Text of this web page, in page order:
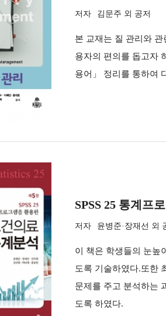
저자 김문주 외 공저
본 교재는 질 관리와
용자의 편의를 돕고자
용어」 정리를 통하여
SPSS 25 통계프
저자 윤병준·장재선 외
이 책은 학생들의 눈높
도록 기술하였다.또한
문제를 주고 분석하는
도록 하였다.